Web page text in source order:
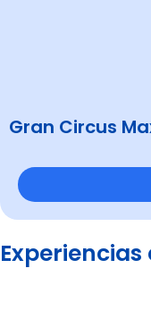
Gran Circus
Experiencias